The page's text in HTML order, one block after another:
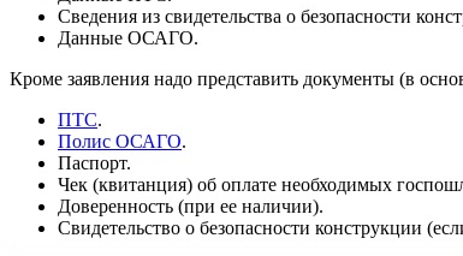
Сведения из свидетельства о безопасности
Данные ОСАГО.
Кроме заявления надо представить документы (в
ПТС.
Полис ОСАГО.
Паспорт.
Чек (квитанция) об оплате необходимых
Доверенность (при ее наличии).
Свидетельство о безопасности конструкции